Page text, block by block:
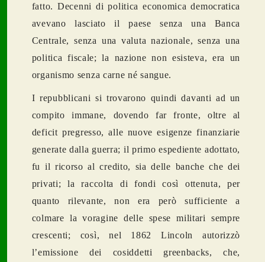
fatto. Decenni di politica economica democratica
avevano lasciato il paese senza una Banca
Centrale, senza una valuta nazionale, senza una
politica fiscale; la nazione non esisteva, era un
organismo senza carne né sangue.
I repubblicani si trovarono quindi davanti ad un
compito immane, dovendo far fronte, oltre al
deficit pregresso, alle nuove esigenze finanziarie
generate dalla guerra; il primo espediente adottato,
fu il ricorso al credito, sia delle banche che dei
privati; la raccolta di fondi così ottenuta, per
quanto rilevante, non era però sufficiente a
colmare la voragine delle spese militari sempre
crescenti; così, nel 1862 Lincoln autorizzò
l’emissione dei cosiddetti greenbacks, che,